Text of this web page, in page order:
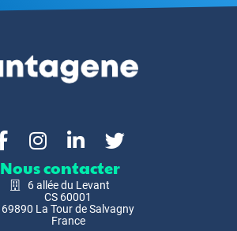
Nous contacter
6 allée du Levant
CS 60001
69890 La Tour de Salvagny
France